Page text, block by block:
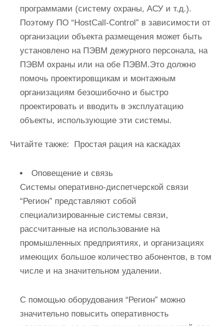
программами (систему охраны, АСУ и т.д.).
Поэтому ПО “HostCall-Control” в зависимости от
организации объекта размещения может быть
установлено на ПЭВМ дежурного персонала, на
ПЭВМ охраны или на обе ПЭВМ.Это должно
помочь проектировщикам и монтажным
организациям безошибочно и быстро
проектировать и вводить в эксплуатацию
объекты, использующие эти системы.
Читайте также: Простая рация на каскадах
Оповещение и связь
Системы оперативно-диспетчерской связи
“Регион” представляют собой
специализированные системы связи,
рассчитанные на использование на
промышленных предприятиях, и организациях
имеющих большое количество абонентов, в том
числе и на значительном удалении.
С помощью оборудования “Регион” можно
значительно повысить оперативность